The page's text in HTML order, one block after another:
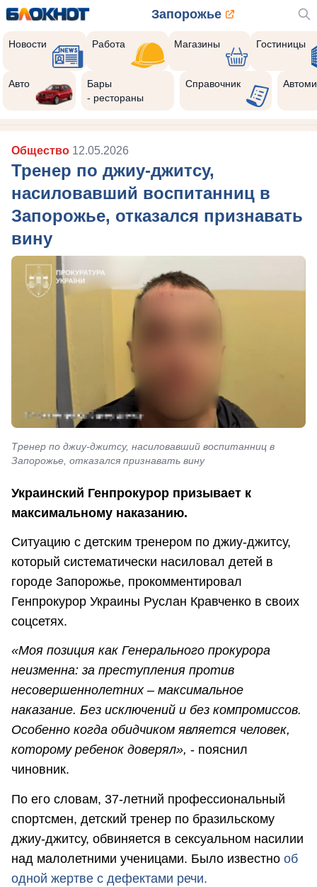
Запорожье
Новости Работа Магазины Гостиницы
Авто
Бары
- рестораны
Справочник
Общество 12.05.2026
Тренер по джиу-джитсу,
насиловавший воспитанниц в
Запорожье, отказался признавать
вину
Тренер по джиу-джитсу, насиловавший воспитанниц в
Запорожье, отказался признавать вину
Украинский Генпрокурор призывает к
максимальному наказанию.
Ситуацию с детским тренером по джиу-джитсу,
который систематически насиловал детей в
городе Запорожье, прокомментировал
Генпрокурор Украины Руслан Кравченко в своих
соцсетях.
«Моя позиция как Генерального прокурора
неизменна: за преступления против
несовершеннолетних – максимальное
наказание. Без исключений и без компромиссов.
Особенно когда обидчиком является человек,
которому ребенок доверял», - пояснил
чиновник.
По его словам, 37-летний профессиональный
спортсмен, детский тренер по бразильскому
джиу-джитсу, обвиняется в сексуальном насилии
над малолетними ученицами. Было известно об
одной жертве с дефектами речи.